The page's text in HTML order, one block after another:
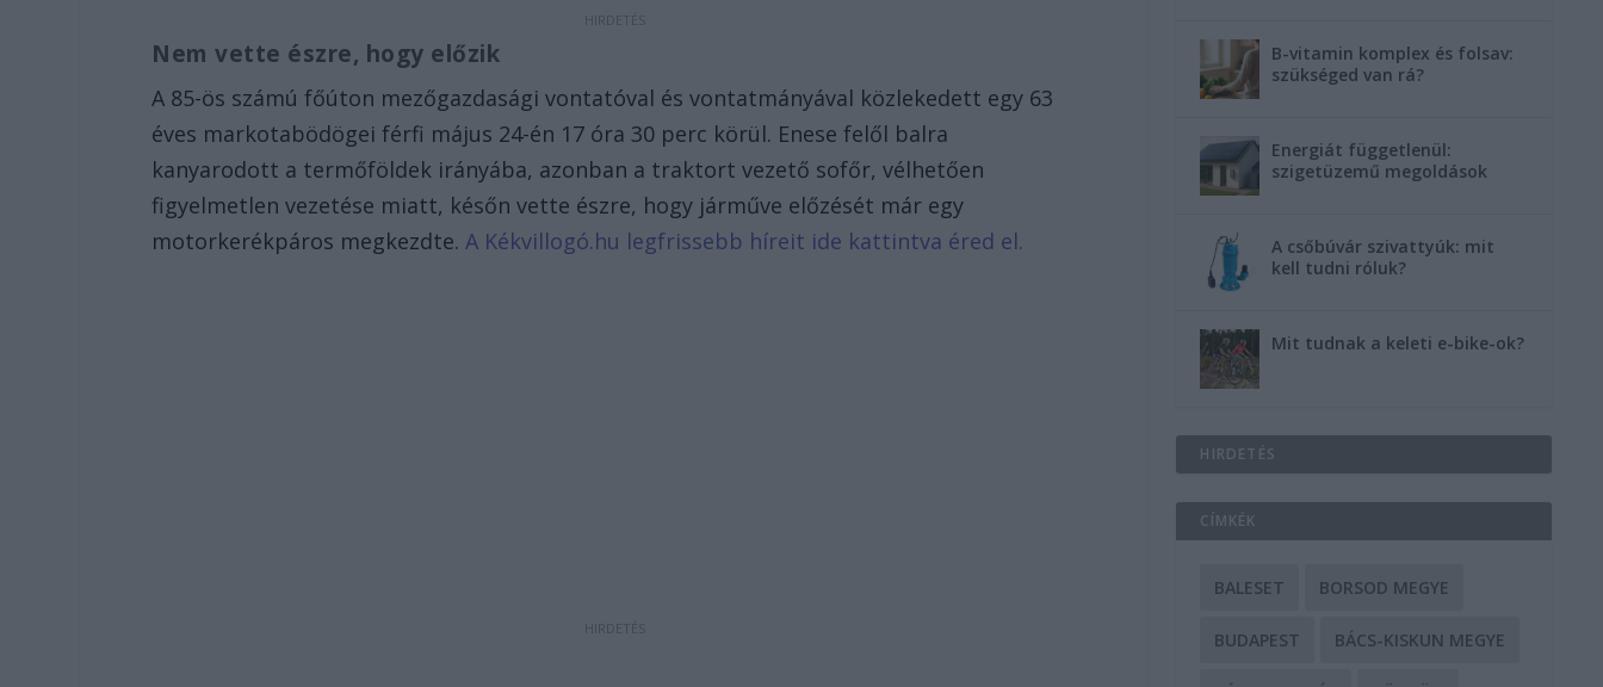
Nem vette észre, hogy előzik
A 85-ös számú főúton mezőgazdasági vontatóval és vontatmányával közlekedett egy 63
éves markotabödögei férfi május 24-én 17 óra 30 perc körül. Enese felől balra
kanyarodott a termőföldek irányába, azonban a traktort vezető sofőr, vélhetően
figyelmetlen vezetése miatt, későn vette észre, hogy járműve előzését már egy
motorkerékpáros megkezdte.A Kékvillogó.hu legfrissebb híreit ide kattintva éred el.
B-vitamin komplex és folsav:
szükséged van rá?
Energiát függetlenül:
szigetüzemű megoldások
A csőbúvár szivattyúk: mit
kell tudni róluk?
Mit tudnak a keleti e-bike-ok?
HIRDETÉS
CÍMKÉK
BALESET BORSOD MEGYE
BUDAPEST BÁCS-KISKUN MEGYE